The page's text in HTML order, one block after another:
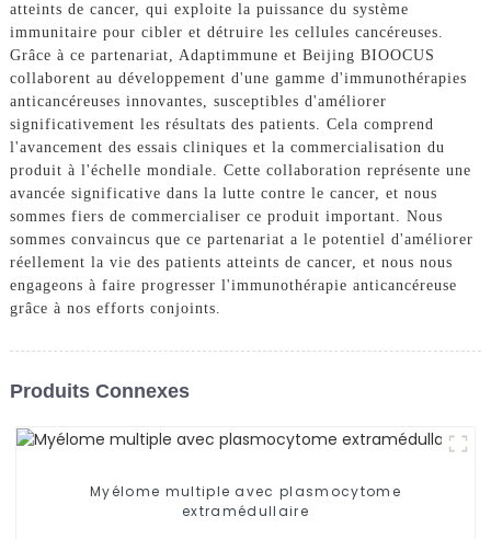
atteints de cancer, qui exploite la puissance du système
immunitaire pour cibler et détruire les cellules cancéreuses.
Grâce à ce partenariat, Adaptimmune et Beijing BIOOCUS
collaborent au développement d'une gamme d'immunothérapies
anticancéreuses innovantes, susceptibles d'améliorer
significativement les résultats des patients. Cela comprend
l'avancement des essais cliniques et la commercialisation du
produit à l'échelle mondiale. Cette collaboration représente une
avancée significative dans la lutte contre le cancer, et nous
sommes fiers de commercialiser ce produit important. Nous
sommes convaincus que ce partenariat a le potentiel d'améliorer
réellement la vie des patients atteints de cancer, et nous nous
engageons à faire progresser l'immunothérapie anticancéreuse
grâce à nos efforts conjoints.
Produits Connexes
Myélome multiple avec plasmocytome
extramédullaire